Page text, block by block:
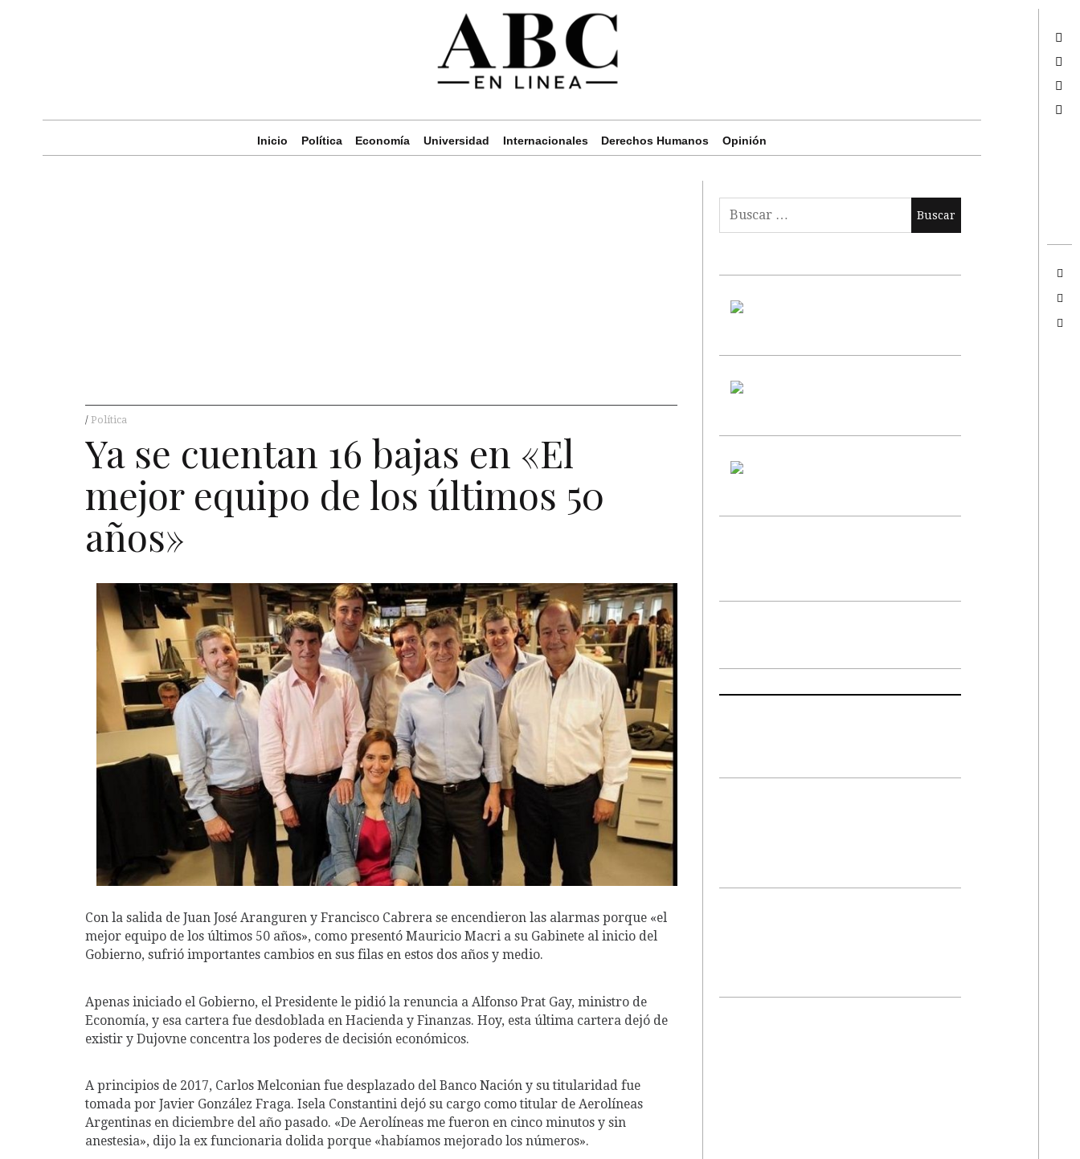
Inicio Política Economía Universidad Internacionales Derechos Humanos Opinión
Política
Ya se cuentan 16 bajas en «El
mejor equipo de los últimos 50
años»
Con la salida de Juan José Aranguren y Francisco Cabrera se encendieron las alarmas porque «el
mejor equipo de los últimos 50 años», como presentó Mauricio Macri a su Gabinete al inicio del
Gobierno, sufrió importantes cambios en sus filas en estos dos años y medio.
Apenas iniciado el Gobierno, el Presidente le pidió la renuncia a Alfonso Prat Gay, ministro de
Economía, y esa cartera fue desdoblada en Hacienda y Finanzas. Hoy, esta última cartera dejó de
existir y Dujovne concentra los poderes de decisión económicos.
A principios de 2017, Carlos Melconian fue desplazado del Banco Nación y su titularidad fue
tomada por Javier González Fraga. Isela Constantini dejó su cargo como titular de Aerolíneas
Argentinas en diciembre del año pasado. «De Aerolíneas me fueron en cinco minutos y sin
anestesia», dijo la ex funcionaria dolida porque «habíamos mejorado los números».